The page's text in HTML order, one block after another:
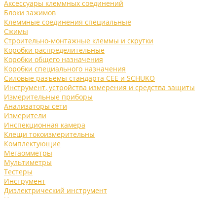
Аксессуары клеммных соединений
Блоки зажимов
Клеммные соединения специальные
Сжимы
Строительно-монтажные клеммы и скрутки
Коробки распределительные
Коробки общего назначения
Коробки специального назначения
Силовые разъемы стандарта CEE и SCHUKO
Инструмент, устройства измерения и средства защиты
Измерительные приборы
Анализаторы сети
Измерители
Инспекционная камера
Клещи токоизмерительны
Комплектующие
Мегаомметры
Мультиметры
Тестеры
Инструмент
Диэлектрический инструмент